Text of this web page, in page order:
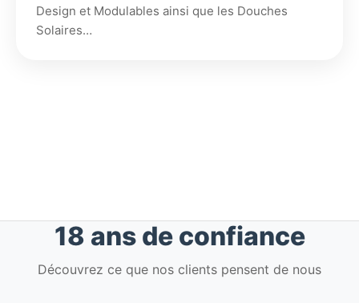
Design et Modulables ainsi que les Douches
Solaires…
18 ans de confiance
Découvrez ce que nos clients pensent de nous